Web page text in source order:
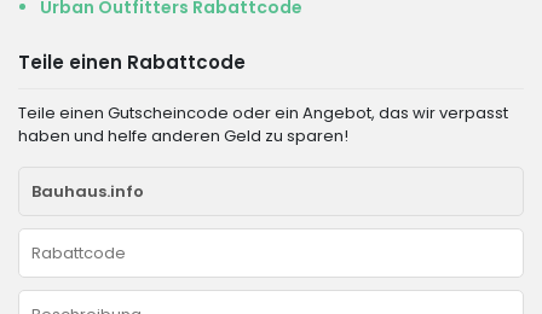
Urban Outfitters Rabattcode
Teile einen Rabattcode
Teile einen Gutscheincode oder ein Angebot, das wir verpasst
haben und helfe anderen Geld zu sparen!